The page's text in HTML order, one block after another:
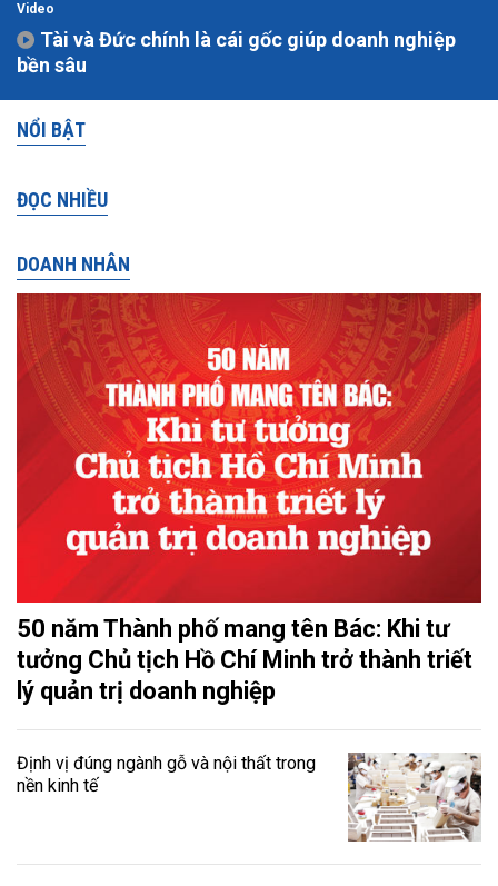
Video
Tài và Đức chính là cái gốc giúp doanh nghiệp
bền sâu
NỔI BẬT
ĐỌC NHIỀU
DOANH NHÂN
50 năm Thành phố mang tên Bác: Khi tư
tưởng Chủ tịch Hồ Chí Minh trở thành triết
lý quản trị doanh nghiệp
Định vị đúng ngành gỗ và nội thất trong
nền kinh tế